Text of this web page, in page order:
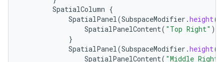
SpatialColumn {
SpatialPanel (SubspaceModifier .height(
SpatialPanelContent( "Top Right" )
}
SpatialPanel (SubspaceModifier .height(
SpatialPanelContent( "Middle Right"